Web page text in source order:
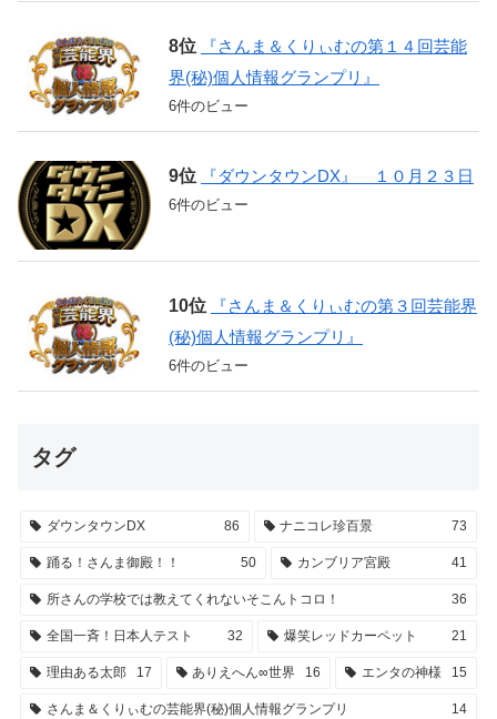
『さんま＆くりぃむの第１４回芸能
界(秘)個人情報グランプリ』
6件のビュー
『ダウンタウンDX』 １０月２３日
6件のビュー
『さんま＆くりぃむの第３回芸能界
(秘)個人情報グランプリ』
6件のビュー
タグ
ダウンタウンDX 86 ナニコレ珍百景 73
踊る！さんま御殿！！ 50 カンブリア宮殿 41
所さんの学校では教えてくれないそこんトコロ！ 36
全国一斉！日本人テスト 32 爆笑レッドカーペット 21
理由ある太郎 17 ありえへん∞世界 16 エンタの神様 15
さんま＆くりぃむの芸能界(秘)個人情報グランプリ 14